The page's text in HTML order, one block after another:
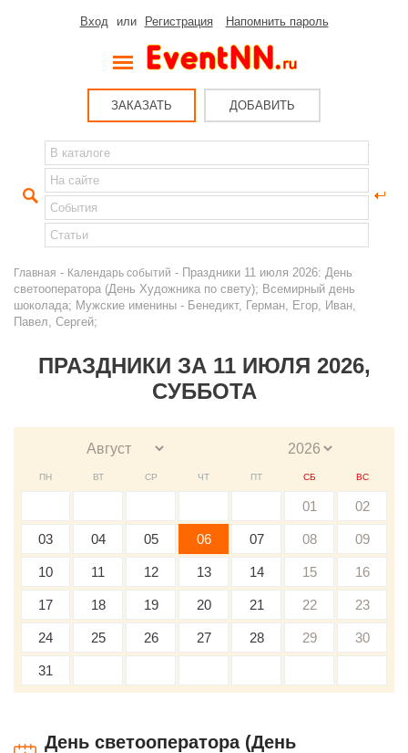
Вход или Регистрация Напомнить пароль
ЗАКАЗАТЬ ДОБАВИТЬ
Главная - Календарь событий - Праздники 11 июля 2026: День
светооператора (День Художника по свету); Всемирный день
шоколада; Мужские именины - Бенедикт, Герман, Егор, Иван,
Павел, Сергей;
ПРАЗДНИКИ ЗА 11 ИЮЛЯ 2026,
СУББОТА
ПН ВТ СР ЧТ ПТ СБ ВС
01 02
03 04 05 06 07 08 09
10 11 12 13 14 15 16
17 18 19 20 21 22 23
24 25 26 27 28 29 30
31
День светооператора (День